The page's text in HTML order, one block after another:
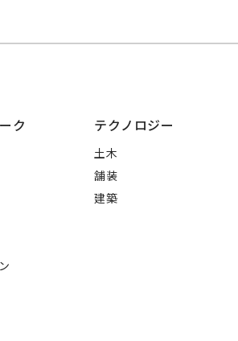
ク テクノロジー
土木
舗装
建築